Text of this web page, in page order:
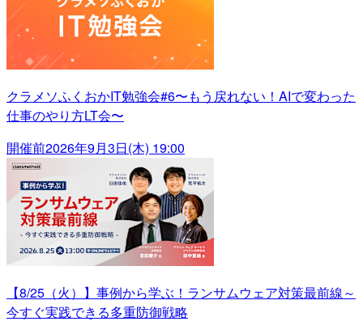
クラメソふくおかIT勉強会#6〜もう戻れない！AIで変わった
仕事のやり方LT会〜
開催前2026年9月3日(木) 19:00
【8/25（火）】事例から学ぶ！ランサムウェア対策最前線～
今すぐ実践できる多重防御戦略